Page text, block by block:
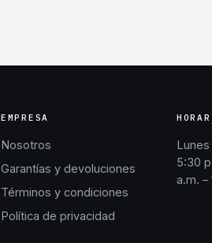
EMPRESA
Nosotros
Garantías y devoluciones
Términos y condiciones
Política de privacidad
5:30
a.m. –